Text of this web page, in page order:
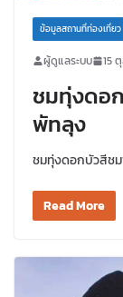
ข้อมูลสถานที่ท่องเที่ยว
ผู้ดูแลระบบ 15
ชมทุ่งดอ
พัทลุง
ชมทุ่งดอกบัวสีชม
Read More